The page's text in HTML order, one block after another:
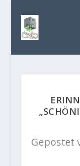
Gepostet